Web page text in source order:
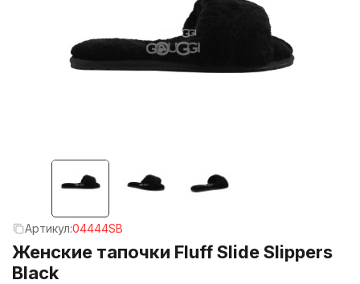
Артикул:04444SB
Женские тапочки Fluff Slide Slippers
Black